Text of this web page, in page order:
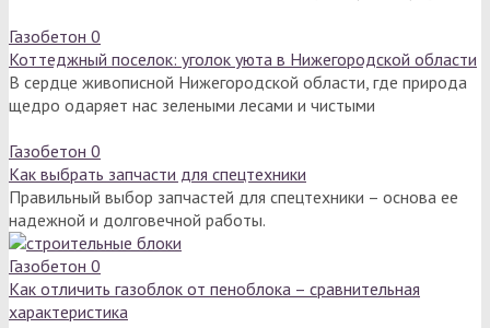
Газобетон 0
Коттеджный поселок: уголок уюта в Нижегородской области
В сердце живописной Нижегородской области, где природа
щедро одаряет нас зелеными лесами и чистыми
Газобетон 0
Как выбрать запчасти для спецтехники
Правильный выбор запчастей для спецтехники – основа ее
надежной и долговечной работы.
Газобетон 0
Как отличить газоблок от пеноблока – сравнительная
характеристика